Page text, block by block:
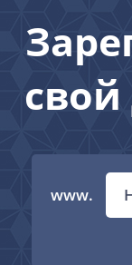
свой
www.